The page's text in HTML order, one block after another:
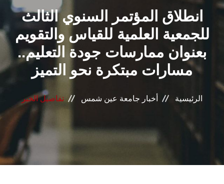
الشئون الأكاديمية
البحث العلمي
الرعاية الصحية
المراكز والوحدات
الأنظمة الذكية
الإعلام
انطلاق المؤتمر السنوي الثالث
للجمعية العلمية للقياس والتقويم
بعنوان ممارسات جودة التعليم..
مسارات مبتكرة نحو التميز
الرئيسية أخبار جامعة عين شمس تفاصيل الخبر